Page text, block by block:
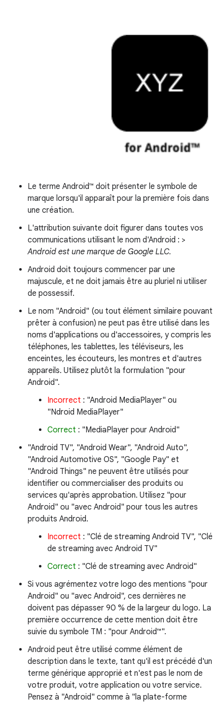
Le terme Android™ doit présenter le symbole de
marque lorsqu'il apparaît pour la première fois dans
une création.
L'attribution suivante doit figurer dans toutes vos
communications utilisant le nom d'Android : >
Android est une marque de Google LLC.
Android doit toujours commencer par une
majuscule, et ne doit jamais être au pluriel ni utiliser
de possessif.
Le nom "Android" (ou tout élément similaire pouvant
prêter à confusion) ne peut pas être utilisé dans les
noms d'applications ou d'accessoires, y compris les
téléphones, les tablettes, les téléviseurs, les
enceintes, les écouteurs, les montres et d'autres
appareils. Utilisez plutôt la formulation "pour
Android".
Incorrect : "Android MediaPlayer" ou
"Ndroid MediaPlayer"
Correct : "MediaPlayer pour Android"
"Android TV", "Android Wear", "Android Auto",
"Android Automotive OS", "Google Pay" et
"Android Things" ne peuvent être utilisés pour
identifier ou commercialiser des produits ou
services qu'après approbation. Utilisez "pour
Android" ou "avec Android" pour tous les autres
produits Android.
Incorrect : "Clé de streaming Android TV", "Clé
de streaming avec Android TV"
Correct : "Clé de streaming avec Android"
Si vous agrémentez votre logo des mentions "pour
Android" ou "avec Android", ces dernières ne
doivent pas dépasser 90 % de la largeur du logo. La
première occurrence de cette mention doit être
suivie du symbole TM : "pour Android™".
Android peut être utilisé comme élément de
description dans le texte, tant qu'il est précédé d'un
terme générique approprié et n'est pas le nom de
votre produit, votre application ou votre service.
Pensez à "Android" comme à "la plate-forme